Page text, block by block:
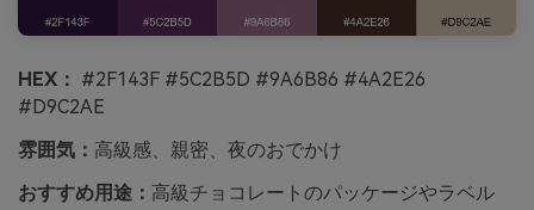
HEX： #2F143F #5C2B5D #9A6B86 #4A2E26
#D9C2AE
雰囲気： 高級感、親密、夜のおでかけ
おすすめ用途： 高級チョコレートのパッケージやラベル